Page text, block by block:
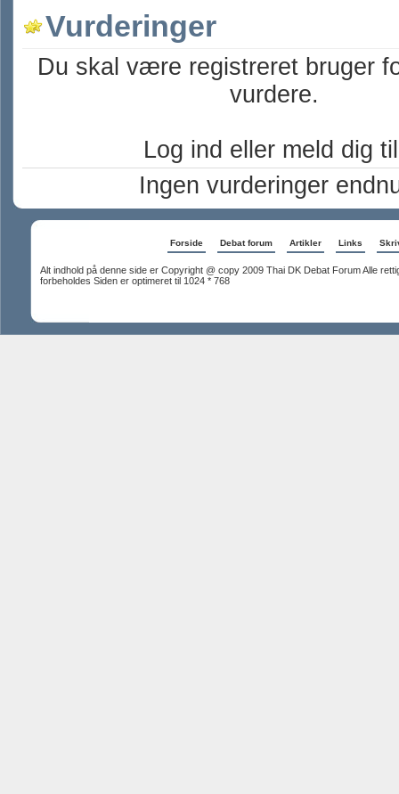
Vurderinger
Du skal være registreret bruger
vurdere.
Log ind eller meld dig
Ingen vurderinger
Forside Debat forum Artikler Links
Alt indhold på denne side er Copyright @ copy 2009 Thai DK Debat Forum Alle
forbeholdes Siden er optimeret til 1024 * 768